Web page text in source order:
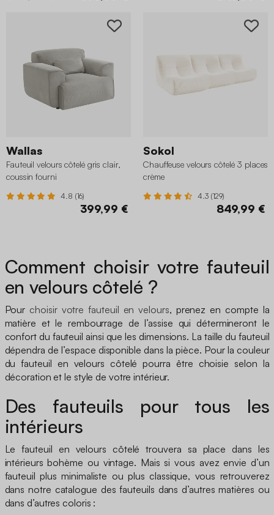
Wallas
Fauteuil velours côtelé gris clair,
coussin fourni
4.8 (16)
399,99 €
Sokol
Chauffeuse velours côtelé 3 places
crème
4.3 (129)
849,99 €
Comment choisir votre fauteuil
en velours côtelé ?
Pour choisir votre fauteuil en velours, prenez en compte la
matière et le rembourrage de l’assise qui détermineront le
confort du fauteuil ainsi que les dimensions. La taille du fauteuil
dépendra de l’espace disponible dans la pièce. Pour la couleur
du fauteuil en velours côtelé pourra être choisie selon la
décoration et le style de votre intérieur.
Des fauteuils pour tous les
intérieurs
Le fauteuil en velours côtelé trouvera sa place dans les
intérieurs bohème ou vintage. Mais si vous avez envie d’un
fauteuil plus minimaliste ou plus classique, vous retrouverez
dans notre catalogue des fauteuils dans d’autres matières ou
dans d’autres coloris :